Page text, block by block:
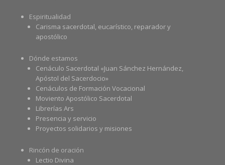
Espiritualidad
Carisma sacerdotal, eucarístico, reparador y
apostólico
Dónde estamos
Cenáculo Sacerdotal «Juan Sánchez Hernández,
Apóstol del Sacerdocio»
Cenáculos de Formación Vocacional
Moviento Apostólico Sacerdotal
Librerías Ars
Presencia y servicio
Proyectos solidarios y misiones
Rincón de oración
Lectio Divina